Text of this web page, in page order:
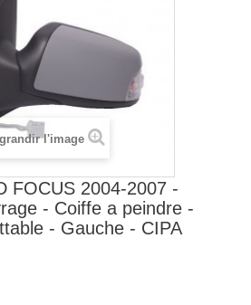
l'image
FOCUS 2004-2007 -
- Coiffe a peindre -
- Gauche - CIPA